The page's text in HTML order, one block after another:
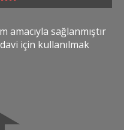
amacıyla sağlanmıştır
için kullanılmak